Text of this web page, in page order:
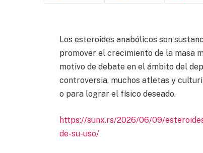
Los esteroides anabólicos son
promover el crecimiento de la masa
motivo de debate en el ámbito del
controversia, muchos atletas y
o para lograr el físico deseado.
https://sunx.rs/2026/06/09/
de-su-uso/